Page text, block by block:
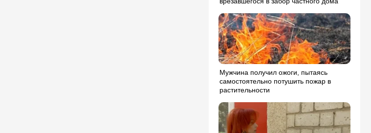
Мужчина получил ожоги, пытаясь
самостоятельно потушить пожар в
растительности